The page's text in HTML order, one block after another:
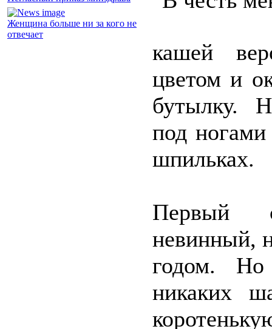
Женщина больше ни за кого не
отвечает
кашей
цветом и
бутылку.
под
шпильках.
Первый
невинный,
годом.
никаких